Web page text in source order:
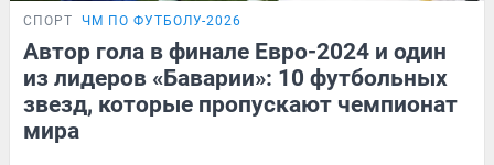
СПОРТ ЧМ ПО ФУТБОЛУ-2026
Автор гола в финале Евро-2024 и один
из лидеров «Баварии»: 10 футбольных
звезд, которые пропускают чемпионат
мира